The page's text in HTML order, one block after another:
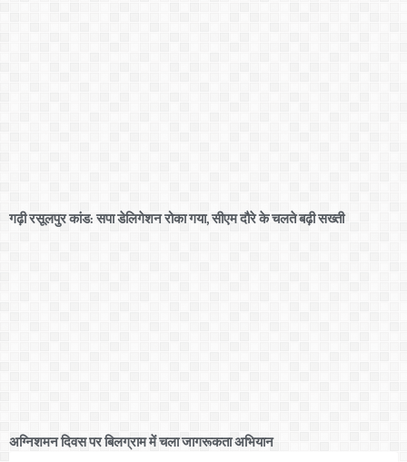
गढ़ी रसूलपुर कांड: सपा डेलिगेशन रोका गया, सीएम दौरे के चलते बढ़ी सख्ती
अग्निशमन दिवस पर बिलग्राम में चला जागरूकता अभियान